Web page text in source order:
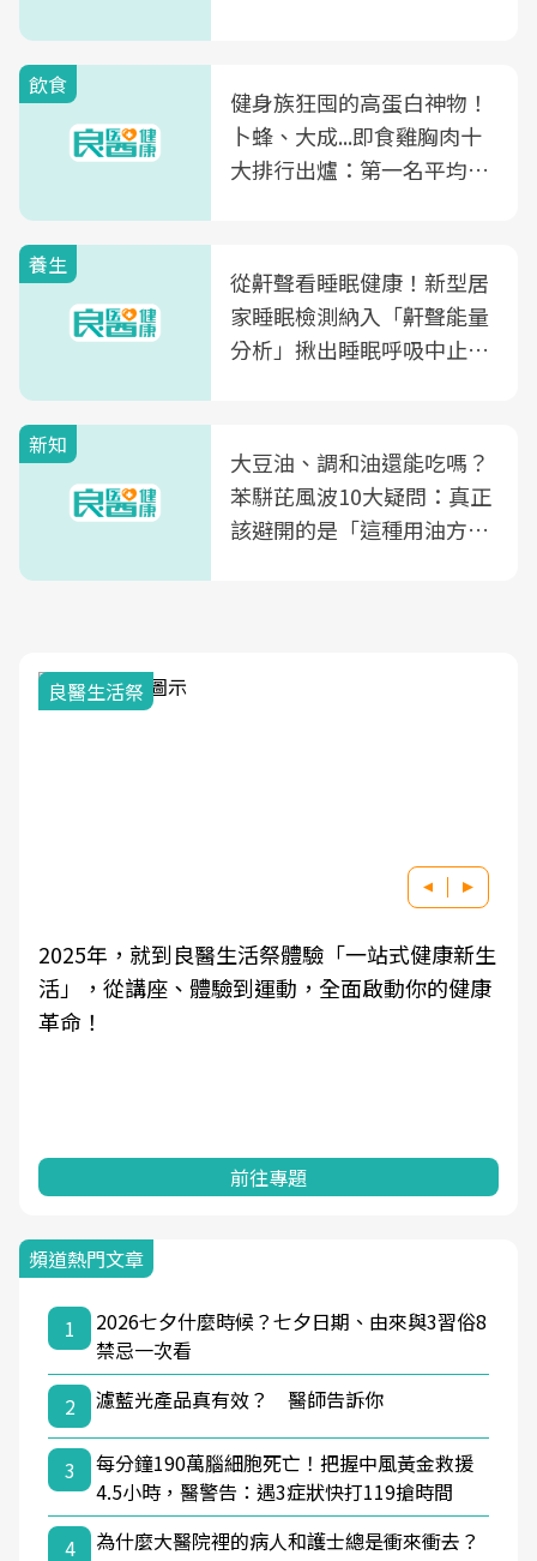
飲食
健身族狂囤的高蛋白神物！
卜蜂、大成...即食雞胸肉十
大排行出爐：第一名平均一
養生
從鼾聲看睡眠健康！新型居
家睡眠檢測納入「鼾聲能量
分析」揪出睡眠呼吸中止症
新知
大豆油、調和油還能吃嗎？
苯駢芘風波10大疑問：真正
該避開的是「這種用油方
良醫生活祭
2025年，就到良醫生活祭體驗「一站式健康新生
活」，從講座、體驗到運動，全面啟動你的健康
革命！
前往專題
頻道熱門文章
1
2026七夕什麼時候？七夕日期、由來與3習俗8
禁忌一次看
2
濾藍光產品真有效？ 醫師告訴你
3
每分鐘190萬腦細胞死亡！把握中風黃金救援
4.5小時，醫警告：遇3症狀快打119搶時間
4
為什麼大醫院裡的病人和護士總是衝來衝去？